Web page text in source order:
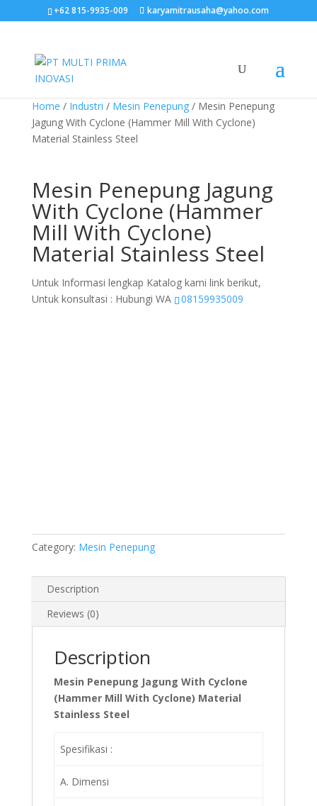
+62 815-9935-009 karyamitrausaha@yahoo.com
Home / Industri / Mesin Penepung/ Mesin Penepung
Jagung With Cyclone (Hammer Mill With Cyclone)
Material Stainless Steel
Mesin Penepung Jagung
With Cyclone (Hammer
Mill With Cyclone)
Material Stainless Steel
Untuk Informasi lengkap Katalog kami link berikut,
Untuk konsultasi : Hubungi WA
08159935009
Category: Mesin Penepung
Description
Reviews (0)
Description
Mesin Penepung Jagung With Cyclone
(Hammer Mill With Cyclone) Material
Stainless Steel
Spesifikasi :
A. Dimensi